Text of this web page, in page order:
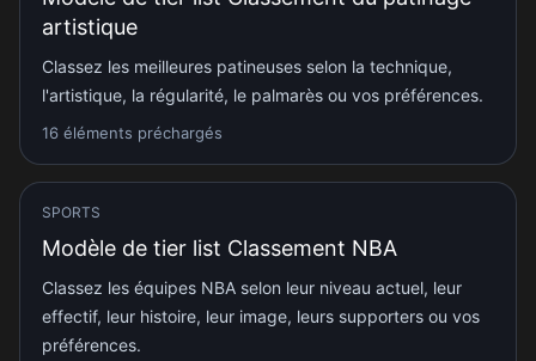
artistique
Classez les meilleures patineuses selon la technique,
l'artistique, la régularité, le palmarès ou vos préférences.
16 éléments préchargés
SPORTS
Modèle de tier list Classement NBA
Classez les équipes NBA selon leur niveau actuel, leur
effectif, leur histoire, leur image, leurs supporters ou vos
préférences.